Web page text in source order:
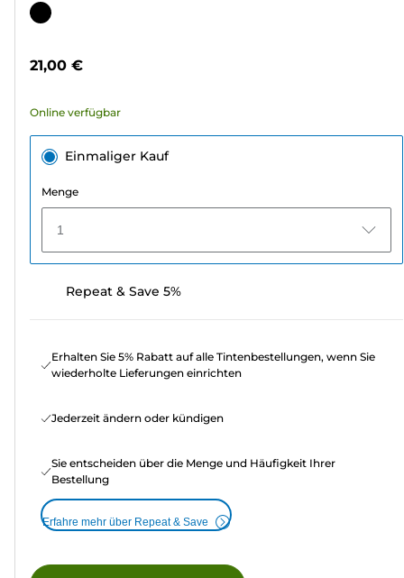
von
340
Farbpatrone
21,00 €
Online verfügbar
Einmaliger Kauf
Menge
1
Repeat & Save 5%
Erhalten Sie 5% Rabatt auf alle Tintenbestellungen, wenn Sie
wiederholte Lieferungen einrichten
Jederzeit ändern oder kündigen
Sie entscheiden über die Menge und Häufigkeit Ihrer
Bestellung
Erfahre mehr über Repeat & Save